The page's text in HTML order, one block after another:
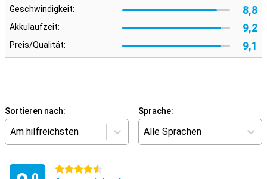
Geschwindigkeit: 8,8
Akkulaufzeit: 9,2
Preis/Qualität: 9,1
Sortieren nach:
Am hilfreichsten
Sprache:
Alle Sprachen
4.5 Sterne